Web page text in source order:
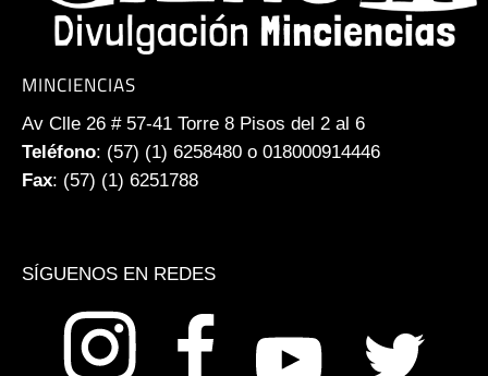
MINCIENCIAS
Av Clle 26 # 57-41 Torre 8 Pisos del 2 al 6
Teléfono: (57) (1) 6258480 o 018000914446
Fax: (57) (1) 6251788
SÍGUENOS EN REDES